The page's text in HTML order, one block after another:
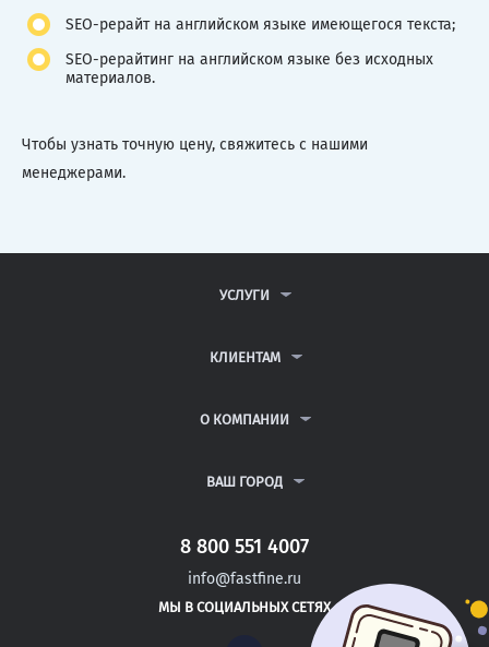
SEO-рерайт на английском языке имеющегося текста;
SEO-рерайтинг на английском языке без исходных
материалов.
Чтобы узнать точную цену, свяжитесь с нашими
менеджерами.
УСЛУГИ
ДИПЛОМНЫЕ РАБОТЫ
РЕФЕРАТЫ
КЛИЕНТАМ
ВОПРОСЫ И ОТВЕТЫ
ПОЛИТИКА КОНФИДЕНЦИАЛЬНОСТИ
О КОМПАНИИ
КОНТАКТЫ
ВАШ ГОРОД
САНКТ-ПЕТЕРБУРГ
ВЛАДИМИР
ОРЕЛ
8 800 551 4007
info@fastfine.ru
МЫ В СОЦИАЛЬНЫХ СЕТЯХ